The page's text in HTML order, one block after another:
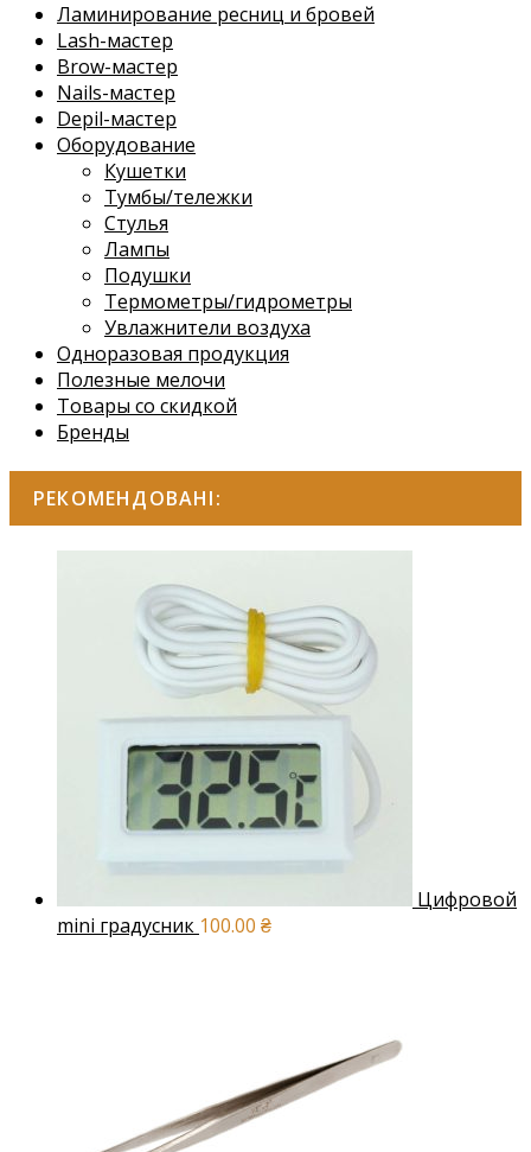
Ламинирование ресниц и бровей
Lash-мастер
Brow-мастер
Nails-мастер
Depil-мастер
Оборудование
Кушетки
Тумбы/тележки
Стулья
Лампы
Подушки
Термометры/гидрометры
Увлажнители воздуха
Одноразовая продукция
Полезные мелочи
Товары со скидкой
Бренды
РЕКОМЕНДОВАНІ:
Цифровой
mini градусник 100.00 ₴